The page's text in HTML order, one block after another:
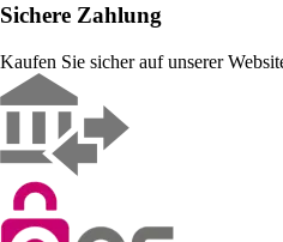
Sichere Zahlung
Kaufen Sie sicher auf unserer